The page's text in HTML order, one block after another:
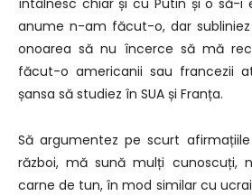
anume n-am făcut-o, dar
onoarea să nu încerce să mă
făcut-o americanii sau francezii
șansa să studiez în SUA și Franța.
Să argumentez pe scurt
război, mă sună mulți cunoscuți,
carne de tun, în mod similar cu